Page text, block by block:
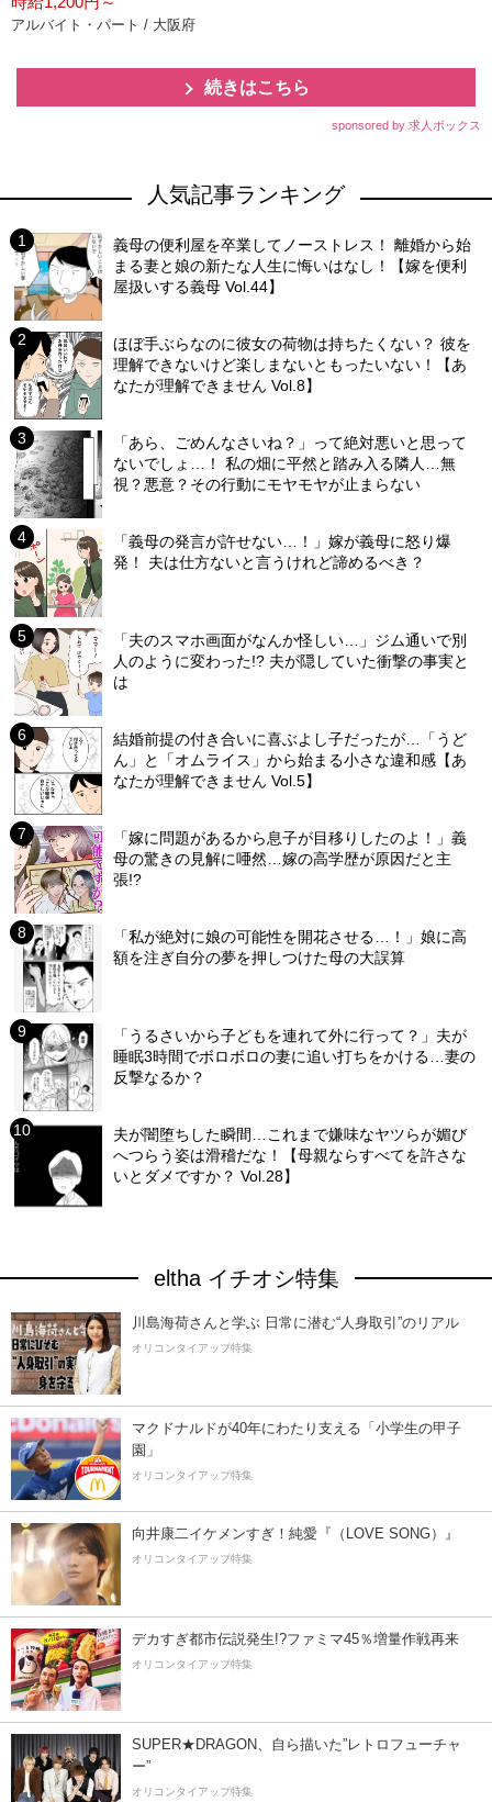
アルバイト・パート / 大阪府
続きはこちら
sponsored by 求人ボックス
人気記事ランキング
義母の便利屋を卒業してノーストレス！ 離婚から始
まる妻と娘の新たな人生に悔いはなし！【嫁を便利
屋扱いする義母 Vol.44】
ほぼ手ぶらなのに彼女の荷物は持ちたくない？ 彼を
理解できないけど楽しまないともったいない！【あ
なたが理解できません Vol.8】
「あら、ごめんなさいね？」って絶対悪いと思って
ないでしょ…！ 私の畑に平然と踏み入る隣人…無
視？悪意？その行動にモヤモヤが止まらない
「義母の発言が許せない…！」嫁が義母に怒り爆
発！ 夫は仕方ないと言うけれど諦めるべき？
「夫のスマホ画面がなんか怪しい…」ジム通いで別
人のように変わった!? 夫が隠していた衝撃の事実と
は
結婚前提の付き合いに喜ぶよし子だったが…「うど
ん」と「オムライス」から始まる小さな違和感【あ
なたが理解できません Vol.5】
「嫁に問題があるから息子が目移りしたのよ！」義
母の驚きの見解に唖然…嫁の高学歴が原因だと主
張!?
「私が絶対に娘の可能性を開花させる…！」娘に高
額を注ぎ自分の夢を押しつけた母の大誤算
「うるさいから子どもを連れて外に行って？」夫が
睡眠3時間でボロボロの妻に追い打ちをかける…妻の
反撃なるか？
夫が闇堕ちした瞬間…これまで嫌味なヤツらが媚び
へつらう姿は滑稽だな！【母親ならすべてを許さな
いとダメですか？ Vol.28】
eltha イチオシ特集
川島海荷さんと学ぶ 日常に潜む“人身取引”のリアル
オリコンタイアップ特集
マクドナルドが40年にわたり支える「小学生の甲子
園」
オリコンタイアップ特集
向井康二イケメンすぎ！純愛『（LOVE SONG）』
オリコンタイアップ特集
デカすぎ都市伝説発生!?ファミマ45％増量作戦再来
オリコンタイアップ特集
SUPER★DRAGON、自ら描いた”レトロフューチャ
ー”
オリコンタイアップ特集